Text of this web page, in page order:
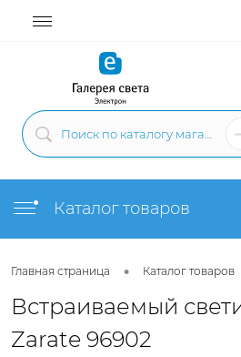
Каталог товаров
Главная страница • Каталог товаров
Встраиваемый
Zarate 96902